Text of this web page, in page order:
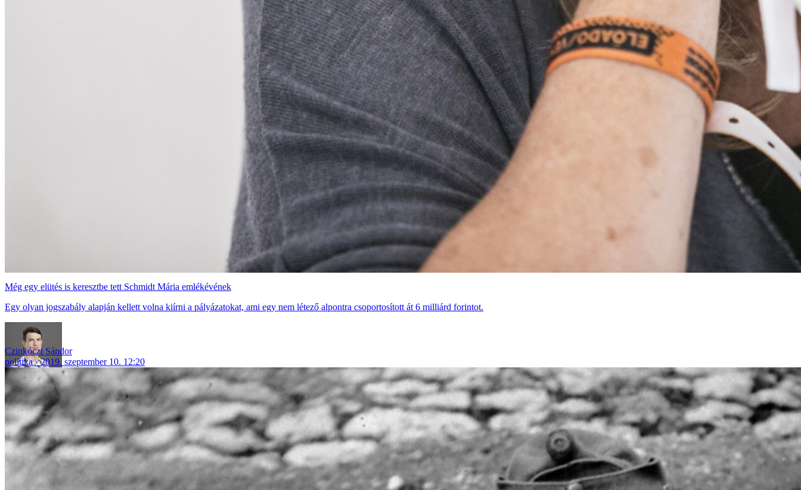
Még egy elütés is keresztbe tett Schmidt Mária emlékévének
Egy olyan jogszabály alapján kellett volna kiírni a pályázatokat, ami egy nem létező alpontra csoportosított át 6 milliárd forintot.
Czinkóczi Sándor
politika
2019. szeptember 10. 12:20